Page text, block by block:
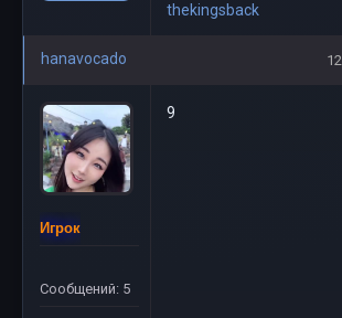
thekingsback
hanavocado
Игрок
Сообщений: 5
9